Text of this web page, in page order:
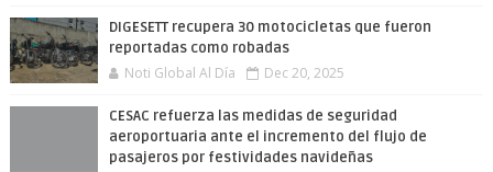
DIGESETT recupera 30 motocicletas que fueron
reportadas como robadas
Noti Global Al Día Dec 20, 2025
CESAC refuerza las medidas de seguridad
aeroportuaria ante el incremento del flujo de
pasajeros por festividades navideñas